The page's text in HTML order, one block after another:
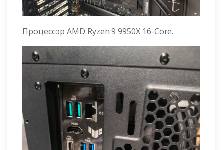
Процессор AMD Ryzen 9 9950X 16-Core.